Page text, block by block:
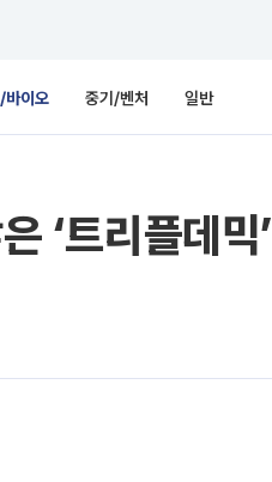
바이오 중기/벤처 일반
‘트리플데믹’